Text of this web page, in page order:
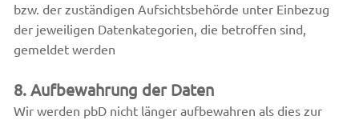
bzw. der zuständigen Aufsichtsbehörde unter Einbezug
der jeweiligen Datenkategorien, die betroffen sind,
gemeldet werden
8. Aufbewahrung der Daten
Wir werden pbD nicht länger aufbewahren als dies zur